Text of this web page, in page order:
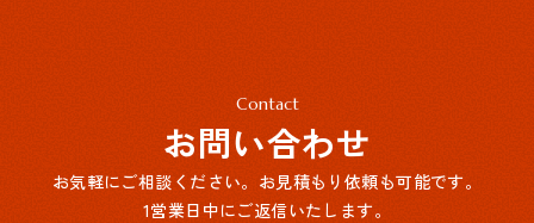
Contact
お問い合わせ
お気軽にご相談ください。お見積もり依頼も可能です。
1営業日中にご返信いたします。